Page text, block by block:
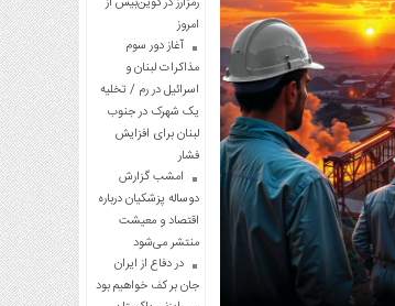
امروز
آغاز دور سوم
مذاکرات لبنان و
اسرائیل در رم / تخلیه
یک شهرک در جنوب
لبنان برای افزایش
فشار
امشب گزارش
دوساله پزشکیان درباره
اقتصاد و معیشت
منتشر می‌شود
در دفاع از ایران
جان بر کف خواهیم بود